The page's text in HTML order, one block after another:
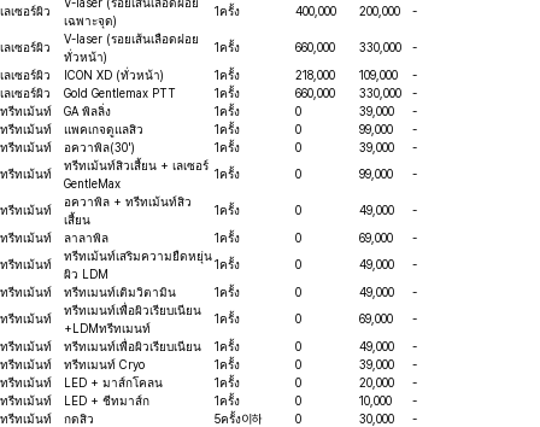
เลเซอร์ผิว
เฉพาะจุด)
1ครั้ง 400,000 200,000 -
เลเซอร์ผิว
V-laser (รอยเส้นเลือดฝอย
ทั่วหน้า)
1ครั้ง 660,000 330,000 -
เลเซอร์ผิว ICON XD (ทั่วหน้า) 1ครั้ง 218,000 109,000
-
เลเซอร์ผิว
Gold Gentlemax PTT 1ครั้ง 660,000 330,000
-
ทรีทเม้นท์
GA พิลลิ่ง 1ครั้ง 0 39,000
-
ทรีทเม้นท์
แพคเกจดูแลสิว 1ครั้ง 0 99,000
-
ทรีทเม้นท์
อควาพิล(30') 1ครั้ง 0 39,000
-
ทรีทเม้นท์
ทรีทเม้นท์สิวเสี้ยน + เลเซอร์
GentleMax
1ครั้ง 0 99,000 -
ทรีทเม้นท์
อควาพิล + ทรีทเม้นท์สิว
เสี้ยน
1ครั้ง 0 49,000 -
ทรีทเม้นท์ ลาลาพิล 1ครั้ง 0 69,000
-
ทรีทเม้นท์
ทรีทเม้นท์เสริมความยืดหยุ่น
ผิว LDM
1ครั้ง 0 49,000 -
ทรีทเม้นท์ ทรีทเมนท์เติมวิตามิน 1ครั้ง 0 49,000
-
ทรีทเม้นท์
ทรีทเมนท์เพื่อผิวเรียบเนียน
+LDMทรีทเมนท์
1ครั้ง 0 69,000 -
ทรีทเม้นท์ ทรีทเมนท์เพื่อผิวเรียบเนียน 1ครั้ง 0 49,000
-
ทรีทเม้นท์
ทรีทเมนท์ Cryo 1ครั้ง 0 39,000
-
ทรีทเม้นท์
LED + มาส์กโคลน 1ครั้ง 0 20,000
-
ทรีทเม้นท์
LED + ชีทมาส์ก 1ครั้ง 0 10,000
-
ทรีทเม้นท์
กดสิว 5ครั้ง이하 0 30,000
-